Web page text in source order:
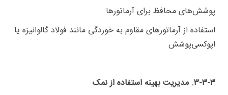
پوشش‌های محافظ برای آرماتورها
استفاده از آرماتورهای مقاوم به خوردگی مانند فولاد گالوانیزه یا
اپوکسی‌پوشش
۳-۳-۳. مدیریت بهینه استفاده از نمک